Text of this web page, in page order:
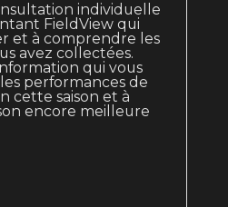
individuelle
FieldView qui
et à comprendre les
avez collectées.
qui vous
performances de
cette saison et à
encore meilleure